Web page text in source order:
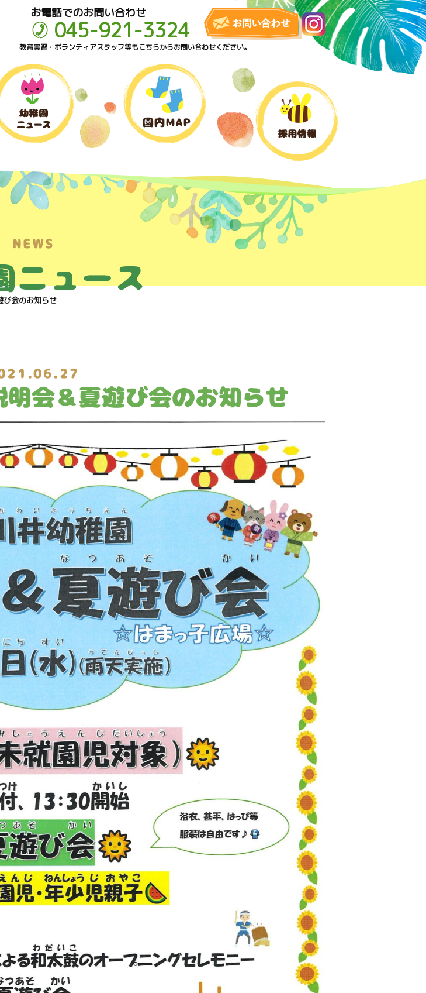
お電話でのお問い合わせ
045-921-3324
教育実習・ボランティアスタッフ等もこちらからお問い合わせください。
NEWS
ニュース
び会のお知らせ
会＆夏遊び会のお知らせ